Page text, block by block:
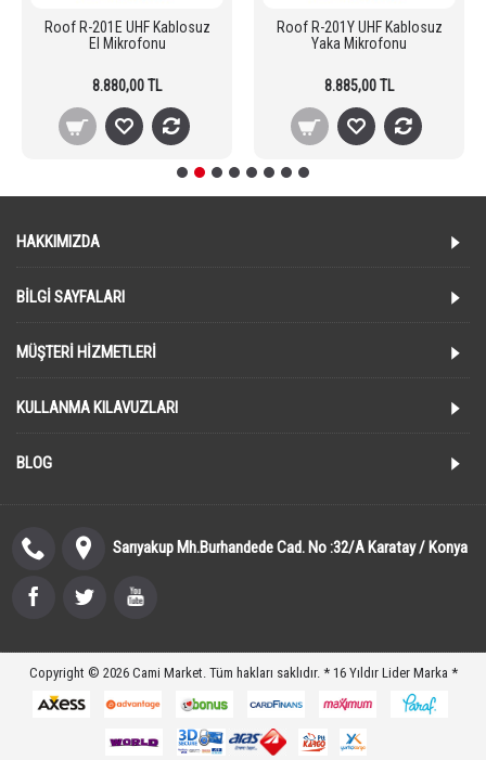
Roof R-201E UHF Kablosuz
El Mikrofonu
8.880,00 TL
Roof R-201Y UHF Kablosuz
Yaka Mikrofonu
8.885,00 TL
HAKKIMIZDA
BILGI SAYFALARI
MÜŞTERI HIZMETLERI
KULLANMA KILAVUZLARI
BLOG
Sarıyakup Mh.Burhandede Cad. No :32/A Karatay / Konya
Copyright © 2026 Cami Market. Tüm hakları saklıdır. * 16 Yıldır Lider Marka *